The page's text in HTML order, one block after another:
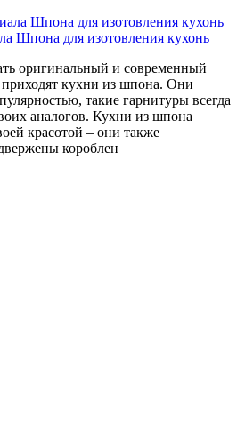
Шпона для изотовления кухонь
оригинальный и современный
кухни из шпона. Они
такие гарнитуры всегда
аналогов. Кухни из шпона
красотой – они также
короблен